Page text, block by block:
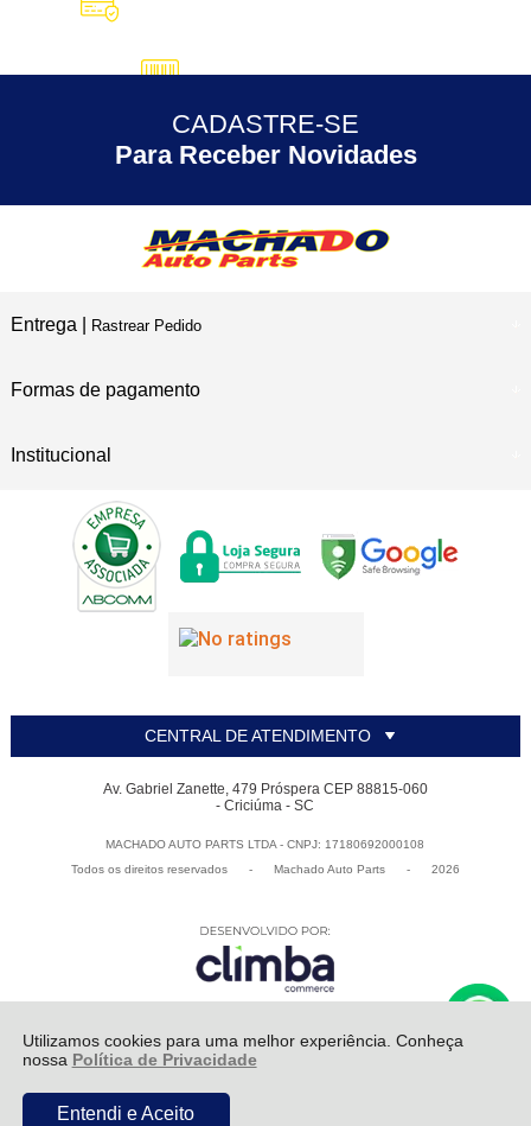
Utilizamos cookies para uma melhor experiência. Conheça
nossa Política de Privacidade
Entendi e Aceito
5% DESCONTO no Pix
30 ANOS de Experiência
CADASTRE-SE
Para Receber Novidades
Entrega | Rastrear Pedido
Formas de pagamento
Institucional
CENTRAL DE ATENDIMENTO
Av. Gabriel Zanette, 479 Próspera CEP 88815-060
- Criciúma - SC
MACHADO AUTO PARTS LTDA - CNPJ: 17180692000108
Todos os direitos reservados
- Machado Auto Parts - 2026
R$ 262,90